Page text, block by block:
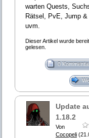
warten Quests,
Rätsel, PvE, Jump &
uvm.
Dieser Artikel wurde
gelesen.
0
Update
1.18.2
Von
Cocopeli